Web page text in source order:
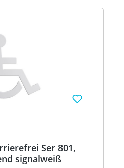
Ser 801,
signalweiß